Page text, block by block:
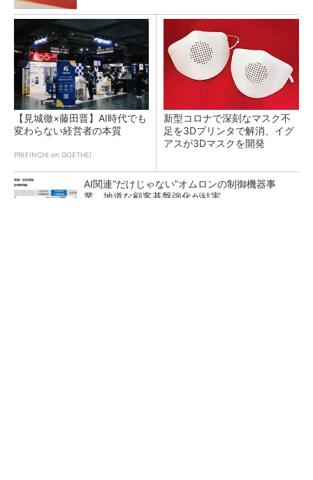
【見城徹×藤田晋】AI時代でも
変わらない経営者の本質
PR(FINCHI on GOETHE)
新型コロナで深刻なマスク不
足を3Dプリンタで解消、イグ
アスが3Dマスクを開発
AI関連“だけじゃない”オムロンの制御機器事
業、地道な顧客基盤強化が結実